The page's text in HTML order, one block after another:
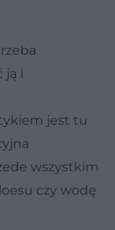
ją i
jest tu
wszystkim
czy wodę